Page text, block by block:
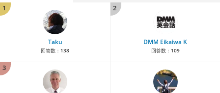
1
Taku
回答数： 138
2
DMM Eikaiwa K
回答数： 109
3